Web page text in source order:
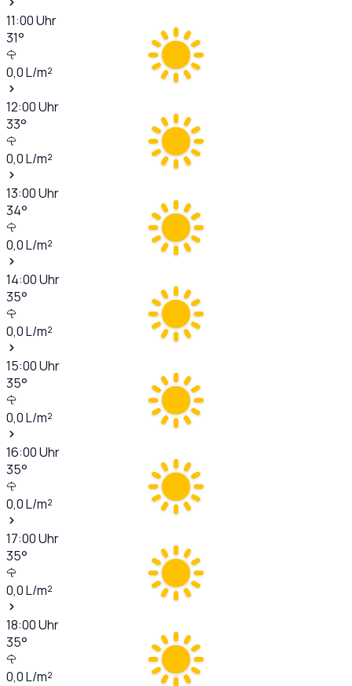
11:00Uhr
31°
0,0L/m²
12:00Uhr
33°
0,0L/m²
13:00Uhr
34°
0,0L/m²
14:00Uhr
35°
0,0L/m²
15:00Uhr
35°
0,0L/m²
16:00Uhr
35°
0,0L/m²
17:00Uhr
35°
0,0L/m²
18:00Uhr
35°
0,0L/m²